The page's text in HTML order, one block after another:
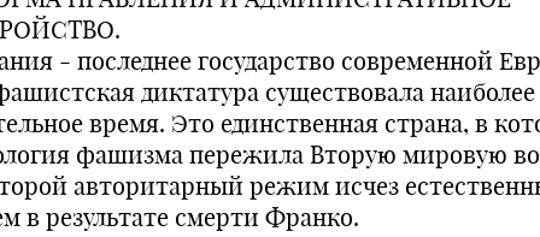
- последнее государство современной
диктатура существовала наиболее
время. Это единственная страна, в
фашизма пережила Вторую мировую
авторитарный режим исчез
в результате смерти Франко.